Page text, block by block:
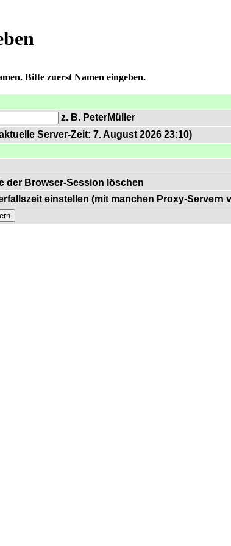
Bitte zuerst Namen eingeben.
z. B. PeterMüller
Server-Zeit: 7. August 2026 23:10)
der Browser-Session löschen
einstellen (mit manchen Proxy-Servern